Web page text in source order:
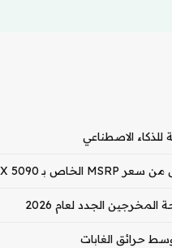
حرائق الغابات